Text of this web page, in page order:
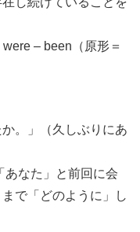
– been（原形＝
。」（久しぶりにあ
なた」と前回に会
で「どのように」し